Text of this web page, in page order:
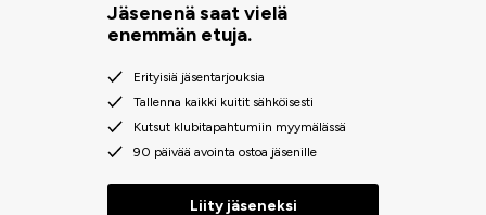
Jäsenenä saat vielä
enemmän etuja.
Erityisiä jäsentarjouksia
Tallenna kaikki kuitit sähköisesti
Kutsut klubitapahtumiin myymälässä
90 päivää avointa ostoa jäsenille
Liity jäseneksi